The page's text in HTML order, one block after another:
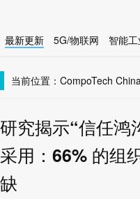
最新更新 5G/物联网 智能工
当前位置： CompoTech
研究揭示“信任鸿
采用：66% 的组
缺